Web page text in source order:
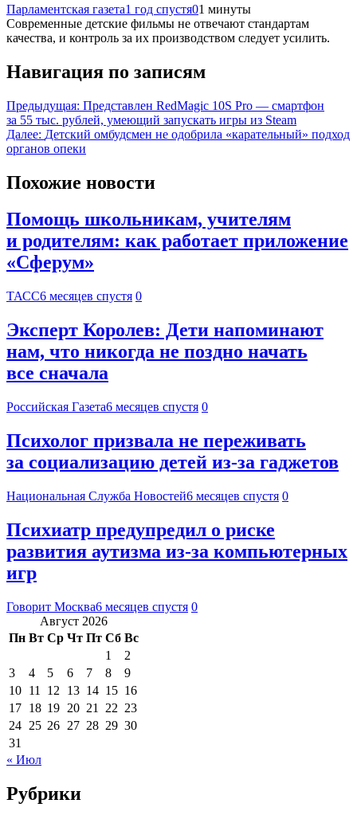
Парламентская газета1 год спустя01 минуты
Современные детские фильмы не отвечают стандартам
качества, и контроль за их производством следует усилить.
Навигация по записям
Предыдущая: Представлен RedMagic 10S Pro — смартфон
за 55 тыс. рублей, умеющий запускать игры из Steam
Далее: Детский омбудсмен не одобрила «карательный» подход
органов опеки
Похожие новости
Помощь школьникам, учителям
и родителям: как работает приложение
«Сферум»
ТАСС6 месяцев спустя 0
Эксперт Королев: Дети напоминают
нам, что никогда не поздно начать
все сначала
Российская Газета6 месяцев спустя 0
Психолог призвала не переживать
за социализацию детей из-за гаджетов
Национальная Служба Новостей6 месяцев спустя 0
Психиатр предупредил о риске
развития аутизма из-за компьютерных
игр
Говорит Москва6 месяцев спустя 0
Август 2026
Пн Вт Ср Чт Пт Сб Вс
1
2
3
4 5 6 7 8
9
10 11 12 13 14 15 16
17 18 19 20 21 22 23
24 25 26 27 28 29 30
31
« Июл
Рубрики